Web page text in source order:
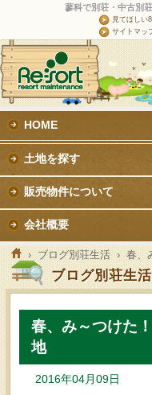
蓼科で別荘・中古別
見てほしい
サイトマッ
HOME
土地を探す
販売物件について
会社概要
›ブログ別荘生活› 春、
ブログ別荘生活
春、み～つけた
地
2016年04月09日